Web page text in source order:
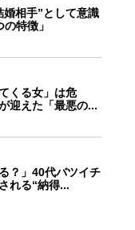
相手”として意識
特徴」
くる女」は危
迎えた「最悪の...
？」40代バツイチ
れる“納得...